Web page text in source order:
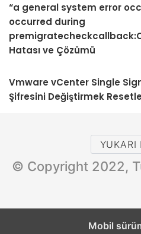
“a general system error
occurred during
Hatası ve Çözümü
Vmware vCenter Single
Şifresini Değiştirmek
YUKARI
© Copyright 2022,
Mobil